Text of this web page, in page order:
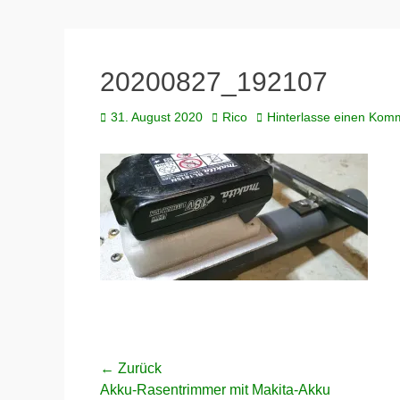
20200827_192107
Veröffentlicht
31. August 2020 Autor
Rico Hinterlasse einen
Beitragsnavigation
← Zurück
Vorheriger
Akku-Rasentrimmer mit Makita-Akku